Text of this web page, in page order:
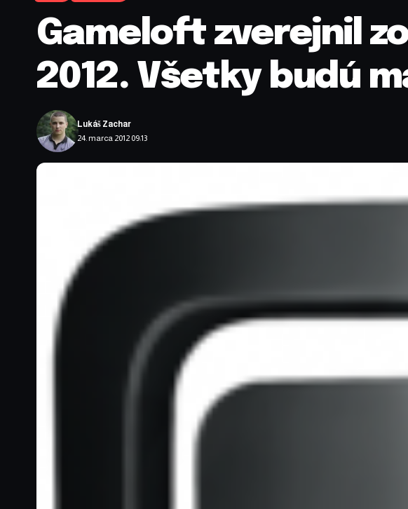
Gameloft zverejnil
2012. Všetky budú
24. marca 2012 09:13
Lukáš Zachar